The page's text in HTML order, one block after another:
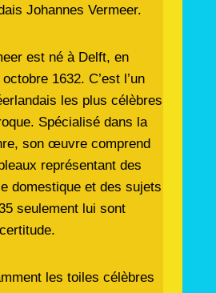
Johannes Vermeer.
est né à Delft, en
1632. C’est l’un
les plus célèbres
Spécialisé dans la
son œuvre comprend
représentant des
domestique et des sujets
seulement lui sont
les toiles célèbres